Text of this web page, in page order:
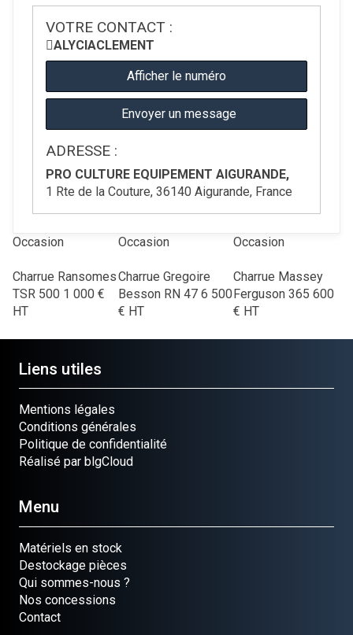
VOTRE CONTACT :
ALYCIACLEMENT
Afficher le numéro
Envoyer un message
ADRESSE :
PRO CULTURE EQUIPEMENT AIGURANDE,
1 Rte de la Couture, 36140 Aigurande, France
Occasion
Charrue Ransomes
TSR 500 1 000 €
HT
Occasion
Charrue Gregoire
Besson RN 47 6 500
€ HT
Occasion
Charrue Massey
Ferguson 365 600
€ HT
Liens utiles
Mentions légales
Conditions générales
Politique de confidentialité
Réalisé par blgCloud
Menu
Matériels en stock
Destockage pièces
Qui sommes-nous ?
Nos concessions
Contact